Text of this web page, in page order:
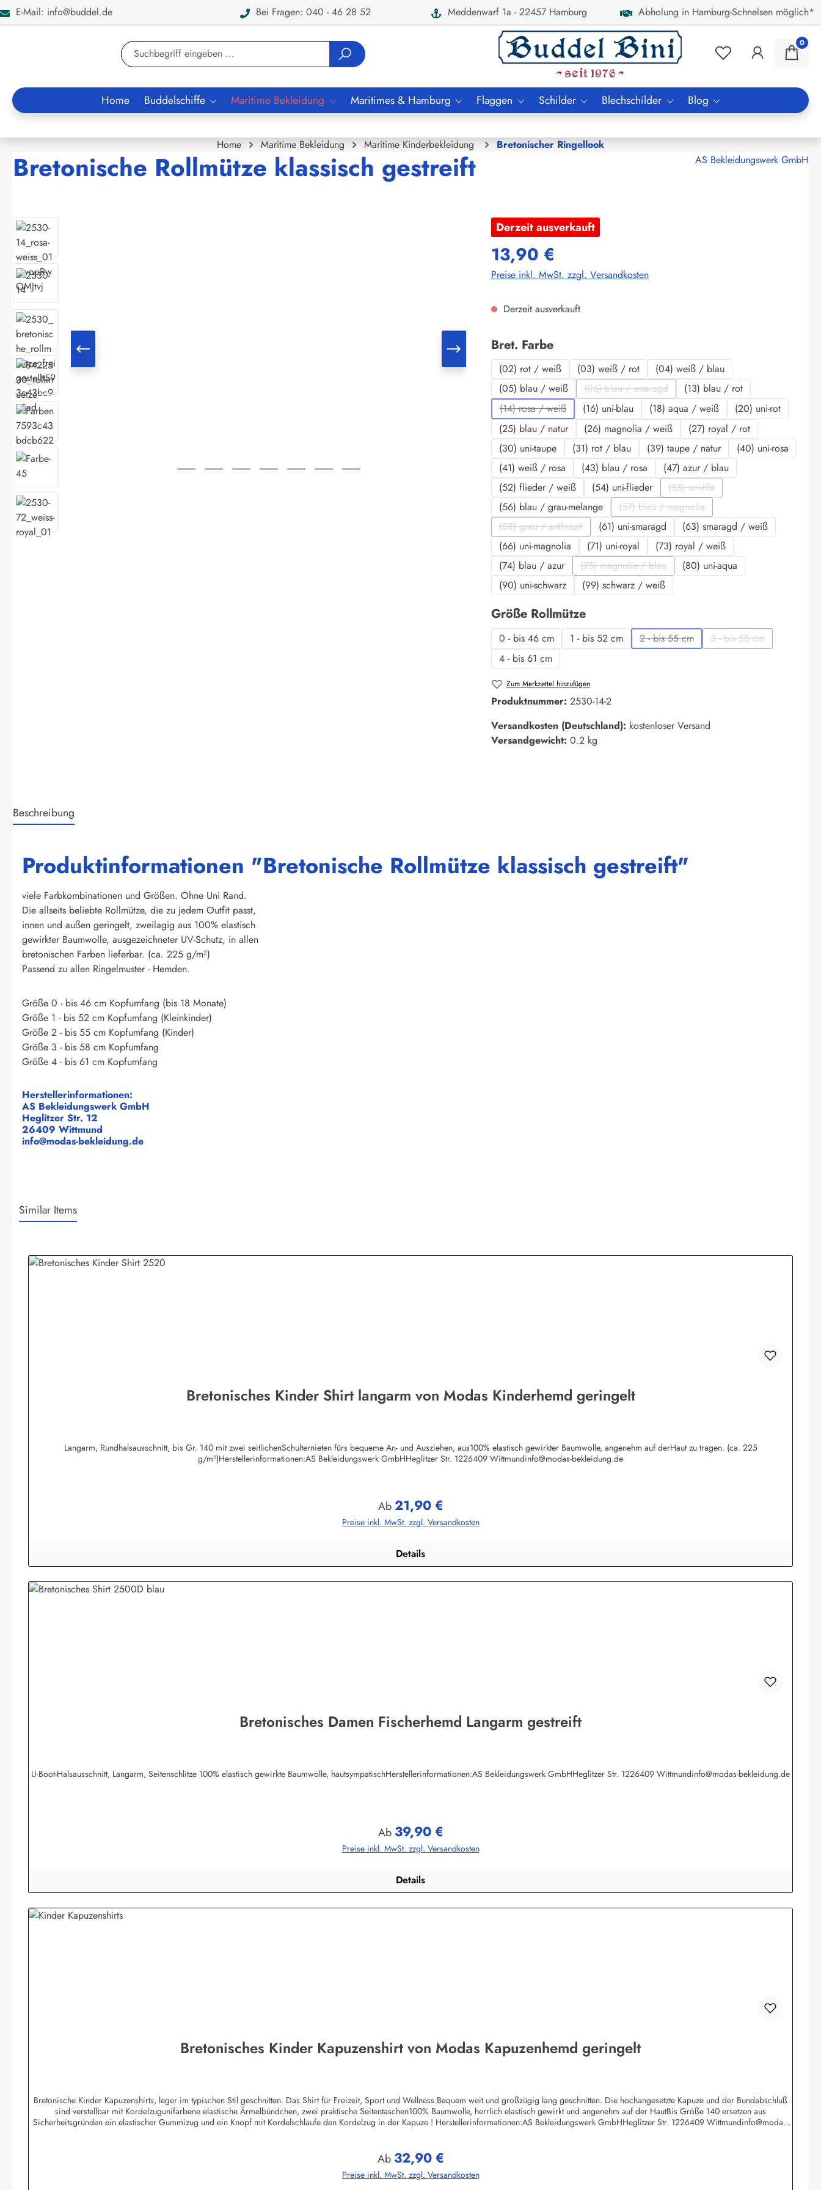
Zur Suche springen
E-Mail: info@buddel.de Bei Fragen: 040 - 46 28 52 Meddenwarf 1a - 22457 Hamburg Abholung in Hamburg-Schnelsen möglich*
0
Home Buddelschiffe Maritime Bekleidung Maritimes & Hamburg Flaggen Schilder Blechschilder Blog
Home Maritime Bekleidung Maritime Kinderbekleidung Bretonischer Ringellook
Bretonische Rollmütze klassisch gestreift AS Bekleidungswerk GmbH
Bildergalerie überspringen Derzeit ausverkauft
13,90 €
Preise inkl. MwSt. zzgl. Versandkosten
Derzeit ausverkauft
Bret. Farbeauswählen
(02) rot / weiß (03) weiß / rot
(04) weiß / blau
(05) blau / weiß
(06) blau / smaragd
(Diese Option ist zurzeit nicht verfügbar.)
(13) blau / rot
(14) rosa / weiß
(Diese Option ist zurzeit nicht verfügbar.)
(16) uni-blau (18) aqua / weiß
(20) uni-rot
(25) blau / natur
(26) magnolia / weiß
(27) royal / rot
(30) uni-taupe
(31) rot / blau (39) taupe / natur
(40) uni-rosa
(41) weiß / rosa
(43) blau / rosa
(47) azur / blau
(52) flieder / weiß
(54) uni-flieder (55) uni-lila
(Diese Option ist zurzeit nicht
(56) blau / grau-melange (57) blau / magnolia
(Diese Option ist zurzeit nicht verfügbar.)
(58) grau / anthrazit
(Diese Option ist zurzeit nicht verfügbar.)
(61) uni-smaragd
(63) smaragd / weiß
(66) uni-magnolia
(71) uni-royal
(73) royal / weiß
(74) blau / azur
(75) magnolia / blau
(Diese Option ist zurzeit nicht verfügbar.)
(80) uni-aqua
(90) uni-schwarz
(99) schwarz / weiß
Größe Rollmützeauswählen
0 - bis 46 cm 1 - bis 52 cm 2 - bis 55 cm
(Diese Option ist zurzeit nicht verfügbar.)
3 - bis 58 cm
(Diese Option ist
4 - bis 61 cm
Zum Merkzettel hinzufügen
Produktnummer: 2530-14-2
Versandkosten (Deutschland): kostenloser Versand
Versandgewicht: 0.2 kg
Beschreibung
Produktinformationen "Bretonische Rollmütze klassisch gestreift"
viele Farbkombinationen und Größen. Ohne Uni Rand.
Die allseits beliebte Rollmütze, die zu jedem Outfit passt,
innen und außen geringelt, zweilagig aus 100% elastisch
gewirkter Baumwolle, ausgezeichneter UV-Schutz, in allen
bretonischen Farben lieferbar. (ca. 225 g/m²)
Passend zu allen Ringelmuster - Hemden.
Größe 0 - bis 46 cm Kopfumfang (bis 18 Monate)
Größe 1 - bis 52 cm Kopfumfang (Kleinkinder)
Größe 2 - bis 55 cm Kopfumfang (Kinder)
Größe 3 - bis 58 cm Kopfumfang
Größe 4 - bis 61 cm Kopfumfang
Herstellerinformationen:
AS Bekleidungswerk GmbH
Heglitzer Str. 12
26409 Wittmund
info@modas-bekleidung.de
Similar Items
Bretonisches Kinder Shirt langarm von Modas Kinderhemd geringelt
Langarm, Rundhalsausschnitt, bis Gr. 140 mit zwei seitlichenSchulternieten fürs bequeme An- und Ausziehen, aus100% elastisch gewirkter Baumwolle, angenehm auf derHaut zu tragen. (ca. 225
g/m²)Herstellerinformationen:AS Bekleidungswerk GmbHHeglitzer Str. 1226409 Wittmundinfo@modas-bekleidung.de
Regulärer Preis:
Ab21,90 €
Preise inkl. MwSt. zzgl. Versandkosten
Details
Bretonisches Damen Fischerhemd Langarm gestreift
U-Boot-Halsausschnitt, Langarm, Seitenschlitze 100% elastisch gewirkte Baumwolle, hautsympatischHerstellerinformationen:AS Bekleidungswerk GmbHHeglitzer Str. 1226409 Wittmundinfo@modas-bekleidung.de
Regulärer Preis:
Ab 39,90 €
Preise inkl. MwSt. zzgl. Versandkosten
Details
Bretonisches Kinder Kapuzenshirt von Modas Kapuzenhemd geringelt
Bretonische Kinder Kapuzenshirts, leger im typischen Stil geschnitten. Das Shirt für Freizeit, Sport und Wellness.Bequem weit und großzügig lang geschnitten. Die hochangesetzte Kapuze und der Bundabschluß
sind verstellbar mit Kordelzugunifarbene elastische Ärmelbündchen, zwei praktische Seitentaschen100% Baumwolle, herrlich elastisch gewirkt und angenehm auf der HautBis Größe 140 ersetzen aus
Sicherheitsgründen ein elastischer Gummizug und ein Knopf mit Kordelschlaufe den Kordelzug in der Kapuze ! Herstellerinformationen:AS Bekleidungswerk GmbHHeglitzer Str. 1226409 Wittmundinfo@modas-
Regulärer Preis:
Ab 32,90 €
Preise inkl. MwSt. zzgl. Versandkosten